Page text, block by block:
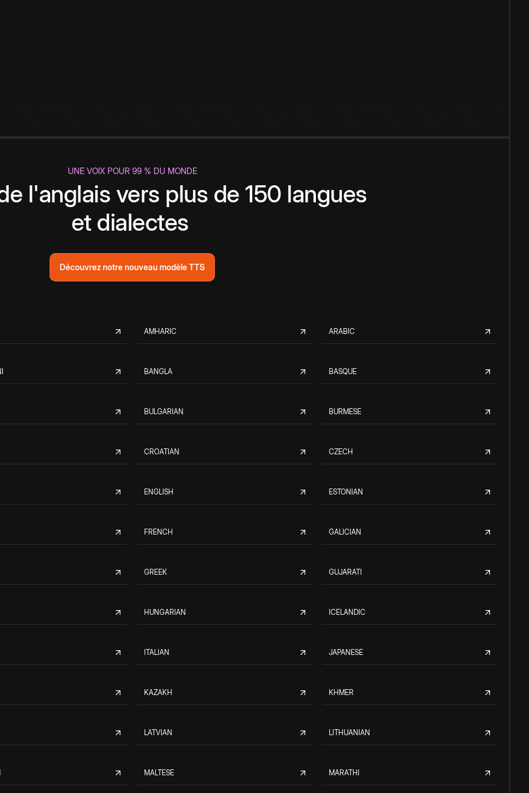
UNE VOIX POUR 99 % DU MONDE
l'anglais vers plus de 150 langues
et dialectes
Découvrez notre nouveau modèle TTS
AMHARIC ARABIC
BANGLA BASQUE
BULGARIAN BURMESE
CROATIAN CZECH
ENGLISH ESTONIAN
FRENCH GALICIAN
GREEK GUJARATI
HUNGARIAN ICELANDIC
ITALIAN JAPANESE
KAZAKH KHMER
LATVIAN LITHUANIAN
MALTESE MARATHI